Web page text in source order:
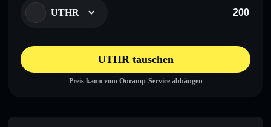
UTHR
UTHR tauschen
Preis kann vom Onramp-Service abhängen